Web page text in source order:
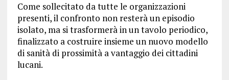
Come sollecitato da tutte le organizzazioni
presenti, il confronto non resterà un episodio
isolato, ma si trasformerà in un tavolo periodico,
finalizzato a costruire insieme un nuovo modello
di sanità di prossimità a vantaggio dei cittadini
lucani.